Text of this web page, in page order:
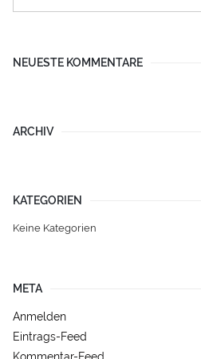
NEUESTE KOMMENTARE
ARCHIV
KATEGORIEN
Keine Kategorien
META
Anmelden
Eintrags-Feed